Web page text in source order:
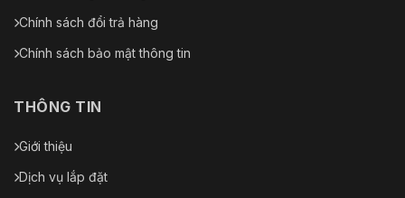
Chính sách đổi trả hàng
Chính sách bảo mật thông tin
THÔNG TIN
Giới thiệu
Dịch vụ lắp đặt